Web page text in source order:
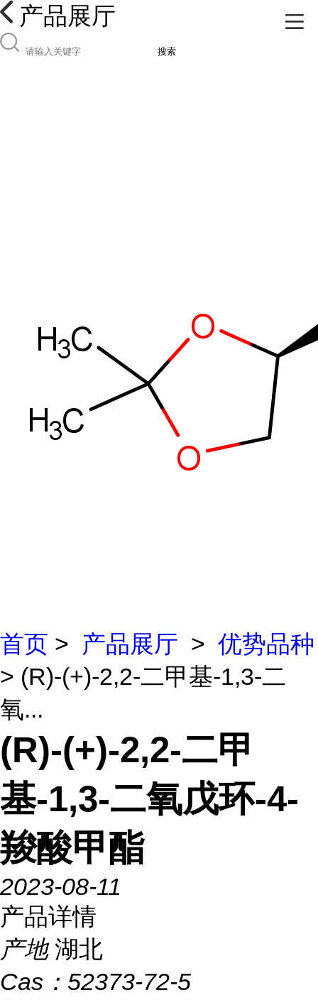
产品展厅
搜索
首页 > 产品展厅 > 优势品种
> (R)-(+)-2,2-二甲基-1,3-二
氧...
(R)-(+)-2,2-二甲
基-1,3-二氧戊环-4-
羧酸甲酯
2023-08-11
产品详情
产地 湖北
Cas： 52373-72-5